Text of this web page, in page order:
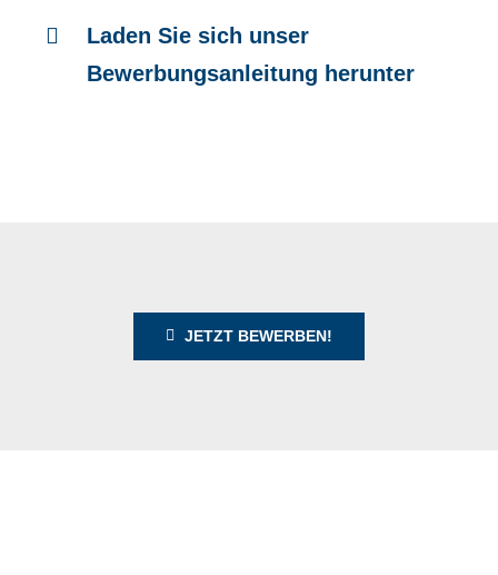
Laden Sie sich unser
Bewerbungsanleitung herunter
JETZT BEWERBEN!